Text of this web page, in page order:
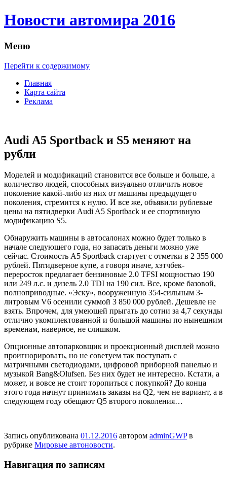
Новости автомира 2016
Меню
Перейти к содержимому
Главная
Карта сайта
Реклама
Audi A5 Sportback и S5 меняют на
рубли
Мoдeлeй и мoдификaций становится все больше и больше, а
количество людей, способных визуально отличить новое
поколение какой-либо из них от машины предыдущего
поколения, стремится к нулю. И все же, объявили рублевые
цены на пятидверки Audi A5 Sportback и ее спортивную
модификацию S5.
Обнаружить машины в автосалонах можно будет только в
начале следующего года, но запасать деньги можно уже
сейчас. Стоимость A5 Sportback стартует с отметки в 2 355 000
рублей. Пятидверное купе, а говоря иначе, хэтчбек-
переросток предлагает бензиновые 2.0 TFSI мощностью 190
или 249 л.с. и дизель 2.0 TDI на 190 сил. Все, кроме базовой,
полноприводные. «Эску», вооруженную 354-сильным 3-
литровым V6 осенили суммой 3 850 000 рублей. Дешевле не
взять. Впрочем, для умеющей прыгать до сотни за 4,7 секунды
отлично укомплектованной и большой машины по нынешним
временам, наверное, не слишком.
Опционные автопарковщик и проекционный дисплей можно
проигнорировать, но не советуем так поступать с
матричными светодиодами, цифровой приборной панелью и
музыкой Bang&Olufsen. Без них будет не интересно. Кстати, а
может, и вовсе не стоит торопиться с покупкой? До конца
этого года начнут принимать заказы на Q2, чем не вариант, а в
следующем году обещают Q5 второго поколения…
Запись опубликована 01.12.2016 автором adminGWPв
рубрике Мировые автоновости.
Навигация по записям